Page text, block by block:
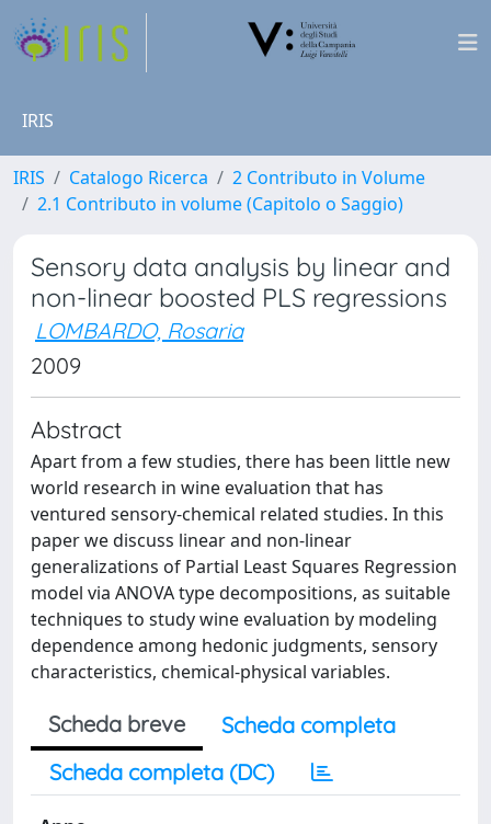
IRIS
IRIS Catalogo Ricerca
2 Contributo in Volume
2.1 Contributo in volume (Capitolo o Saggio)
Sensory data analysis by linear and
non-linear boosted PLS regressions
LOMBARDO, Rosaria
2009
Abstract
Apart from a few studies, there has been little new
world research in wine evaluation that has
ventured sensory-chemical related studies. In this
paper we discuss linear and non-linear
generalizations of Partial Least Squares Regression
model via ANOVA type decompositions, as suitable
techniques to study wine evaluation by modeling
dependence among hedonic judgments, sensory
characteristics, chemical-physical variables.
Scheda breve
Scheda completa
Scheda completa (DC)